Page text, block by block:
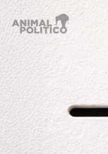
“En caso de que
solicitar la
dictar un amparo
suplicaremos para
permanezcan
familia, quien dijo
de la llamada.